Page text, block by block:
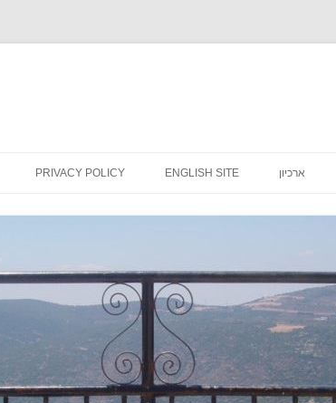
ארכיון ENGLISH SITE
PRIVACY POLICY